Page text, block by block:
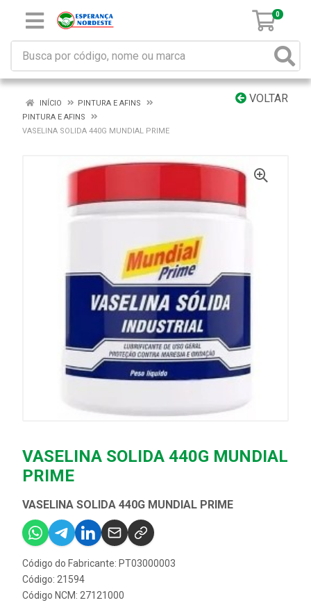
0
VOLTAR
INÍCIO
PINTURA E AFINS
PINTURA E AFINS
VASELINA SOLIDA 440G MUNDIAL PRIME
VASELINA SOLIDA 440G MUNDIAL
PRIME
VASELINA SOLIDA 440G MUNDIAL PRIME
Código do Fabricante: PT03000003
Código: 21594
Código NCM: 27121000